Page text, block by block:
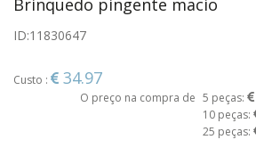
Brinquedo pingente macio
ID:11830647
Custo : 34.97
O preço na compra de 5 peças:
10 peças:
25 peças: